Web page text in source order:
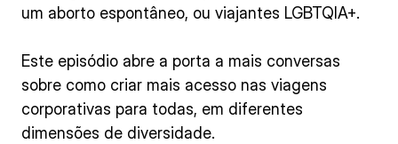
um aborto espontâneo, ou viajantes LGBTQIA+.
Este episódio abre a porta a mais conversas
sobre como criar mais acesso nas viagens
corporativas para todas, em diferentes
dimensões de diversidade.